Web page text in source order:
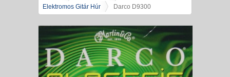
Elektromos Gitár Húr
Darco D9300